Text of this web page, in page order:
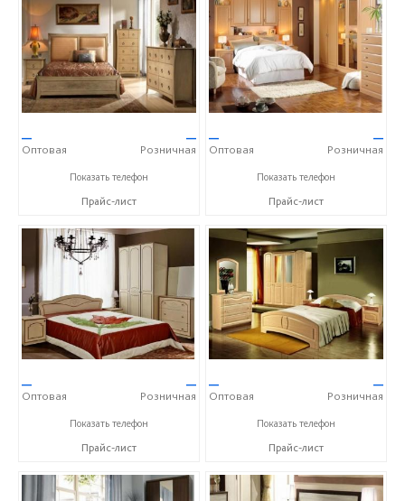
—
Оптовая
—
Розничная
+7 (928) 278-36-45
Показать телефон
Прайс-лист
—
Оптовая
—
Розничная
+7 (928) 278-36-45
Показать телефон
Прайс-лист
—
Оптовая
—
Розничная
+7 (928) 278-36-45
Показать телефон
Прайс-лист
—
Оптовая
—
Розничная
+7 (928) 278-36-45
Показать телефон
Прайс-лист